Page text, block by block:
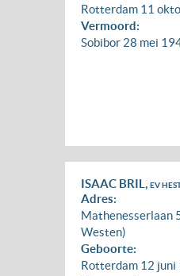
Rotterdam 11
Vermoord:
Sobibor 28 mei
ISAAC BRIL, EV
Adres:
Mathenesserlaan
Westen)
Geboorte:
Rotterdam 12 juni